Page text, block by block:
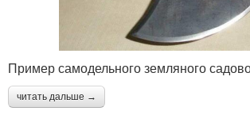
Пример самодельного земляного
читать дальше →